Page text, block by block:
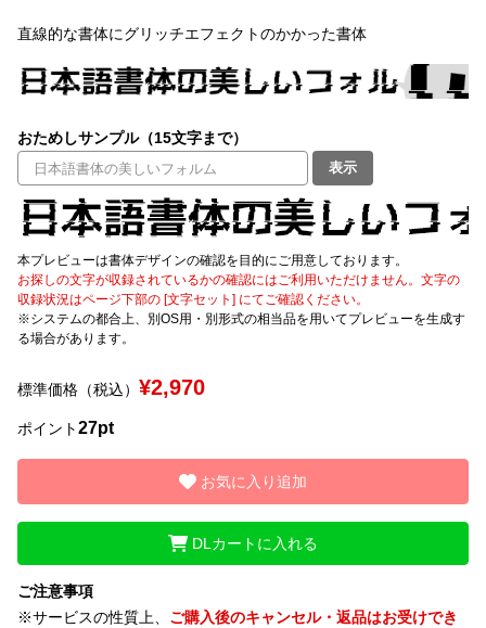
マイページ
ご利用ガイド
よくあるご質問
お問い合わせ
教科書体 行書体
草書体 勘亭流
すべてを表示
太さ・ウェイト
セット or 単体
価格帯
リセット
直線的な書体にグリッチエフェクトのかかった書体
おためしサンプル（15文字まで）
表示
本プレビューは書体デザインの確認を目的にご用意しております。
お探しの文字が収録されているかの確認にはご利用いただけません。文字の
収録状況はページ下部の [文字セット] にてご確認ください。
※システムの都合上、別OS用・別形式の相当品を用いてプレビューを生成す
る場合があります。
標準価格（税込） ¥2,970
ポイント27pt
お気に入り追加
DLカートに入れる
ご注意事項
※サービスの性質上、 ご購入後のキャンセル・返品はお受けでき